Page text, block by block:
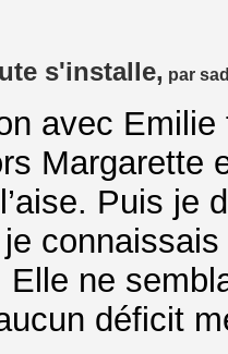
s'installe, par
avec
Margarette
Puis je
ne
déficit